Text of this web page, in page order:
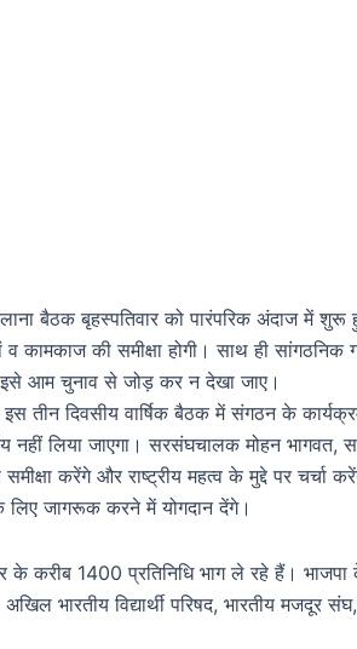
बैठक बृहस्पतिवार को पारंपरिक अंदाज में शुरू
की समीक्षा होगी। साथ ही सांगठनिक
आम चुनाव से जोड़ कर न देखा जाए।
तीन दिवसीय वार्षिक बैठक में संगठन के
लिया जाएगा। सरसंघचालक मोहन भागवत,
समीक्षा करेंगे और राष्ट्रीय महत्व के मुद्दे पर
लिए जागरूक करने में योगदान देंगे।
करीब 1400 प्रतिनिधि भाग ले रहे हैं।
भारतीय विद्यार्थी परिषद, भारतीय मजदूर